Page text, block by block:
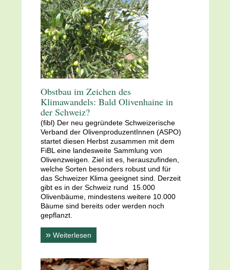
Obstbau im Zeichen des
Klimawandels: Bald Olivenhaine in
der Schweiz?
(fibl) Der neu gegründete Schweizerische
Verband der OlivenproduzentInnen (ASPO)
startet diesen Herbst zusammen mit dem
FiBL eine landesweite Sammlung von
Olivenzweigen. Ziel ist es, herauszufinden,
welche Sorten besonders robust und für
das Schweizer Klima geeignet sind. Derzeit
gibt es in der Schweiz rund 15.000
Olivenbäume, mindestens weitere 10.000
Bäume sind bereits oder werden noch
gepflanzt.
» Weiterlesen